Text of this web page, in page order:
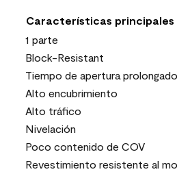
Características principales
1 parte
Block-Resistant
Tiempo de apertura prolongado
Alto encubrimiento
Alto tráfico
Nivelación
Poco contenido de COV
Revestimiento resistente al